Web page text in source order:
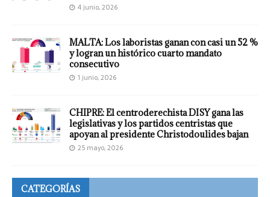
4 junio, 2026
MALTA: Los laboristas ganan con casi un 52 %
y logran un histórico cuarto mandato
consecutivo
1 junio, 2026
CHIPRE: El centroderechista DISY gana las
legislativas y los partidos centristas que
apoyan al presidente Christodoulides bajan
25 mayo, 2026
CATEGORÍAS